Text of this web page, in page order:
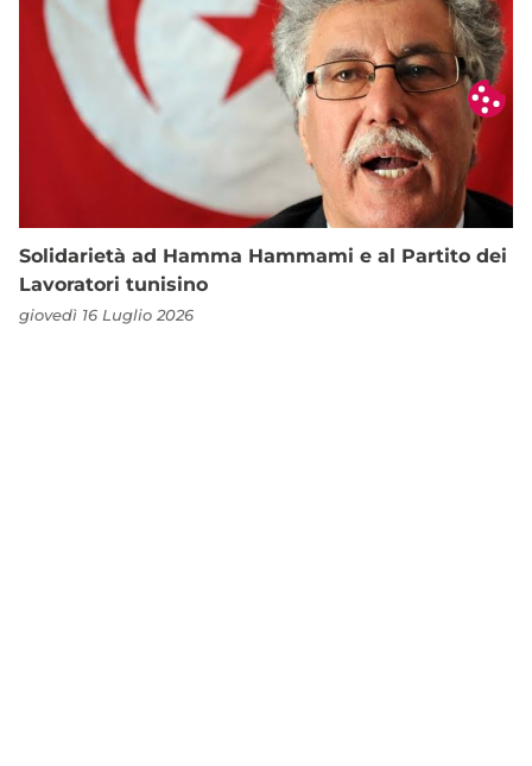
Solidarietà ad Hamma Hammami e al Partito dei
Lavoratori tunisino
giovedì 16 Luglio 2026